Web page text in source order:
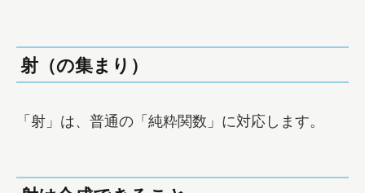
射（の集まり）
「射」は、普通の「純粋関数」に対応します。